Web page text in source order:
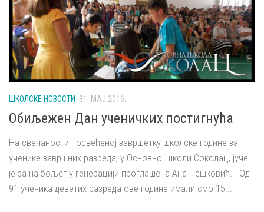
ШКОЛСКЕ НОВОСТИ 31. МАЈ 2016.
Обиљежен Дан ученичких постигнућа
На свечаности посвећеној завршетку школске године за
ученике завршних разреда, у Основној школи Соколац, јуче
је за најбољег у генерацији проглашена Ана Нешковић. Од
91 ученика деветих разреда ове године имали смо 15...